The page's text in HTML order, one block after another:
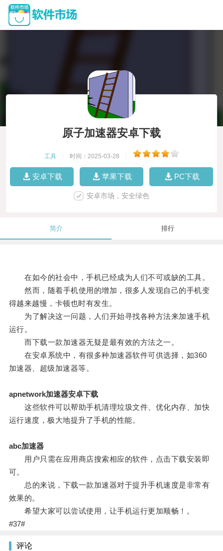
原子加速器安卓下载
工具 时间：2025-03-28
安卓下载 苹果下载 PC下载
安卓市场，安全绿色
简介 排行
在如今的社会中，手机已经成为人们不可或缺的工具。
然而，随着手机使用的增加，很多人发现自己的手机变
得越来越慢，卡顿也时有发生。
为了解决这一问题，人们开始寻找各种方法来加速手机
运行。
而下载一款加速器无疑是最有效的方法之一。
在安卓系统中，有很多种加速器软件可供选择，如360
加速器、超级加速器等。
apnetwork加速器安卓下载
这些软件可以帮助手机清理垃圾文件、优化内存、加快
运行速度，极大地提升了手机的性能。
abc加速器
用户只需在应用商店搜索相应的软件，点击下载安装即
可。
总的来说，下载一款加速器对于提升手机速度是非常有
效果的。
希望大家可以尝试使用，让手机运行更加顺畅！。
#37#
评论